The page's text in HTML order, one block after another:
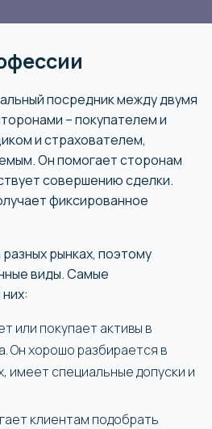
посредник между двумя
– покупателем и
и страхователем,
Он помогает сторонам
совершению сделки.
фиксированное
рынках, поэтому
виды. Самые
или покупает активы в
Он хорошо разбирается в
имеет специальные допуски и
клиентам подобрать